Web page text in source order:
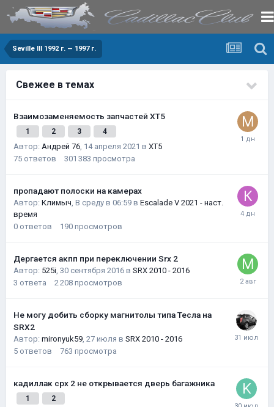
Seville III 1992 г. — 1997 г.
Свежее в темах
Взаимозаменяемость запчастей XT5
1 2 3 4
Автор: Андрей 76, 14 апреля 2021 в XT5
75 ответов 301 383 просмотра
пропадают полоски на камерах
Автор: Климыч, В среду в 06:59 в Escalade V 2021 - наст.
время
0 ответов 190 просмотров
Дергается акпп при переключении Srx 2
Автор: 525i, 30 сентября 2016 в SRX 2010 - 2016
3 ответа 2 208 просмотров
Не могу добить сборку магнитолы типа Тесла на
SRX2
Автор: mironyuk59, 27 июля в SRX 2010 - 2016
5 ответов 763 просмотра
кадиллак срх 2 не открывается дверь багажника
1 2